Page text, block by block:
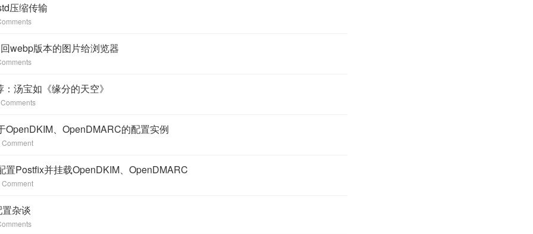
压缩传输
webp版本的图片给浏览器
汤宝如《缘分的天空》
OpenDKIM、OpenDMARC的配置实例
Comment
置Postfix并挂载OpenDKIM、OpenDMARC
Comment
杂谈